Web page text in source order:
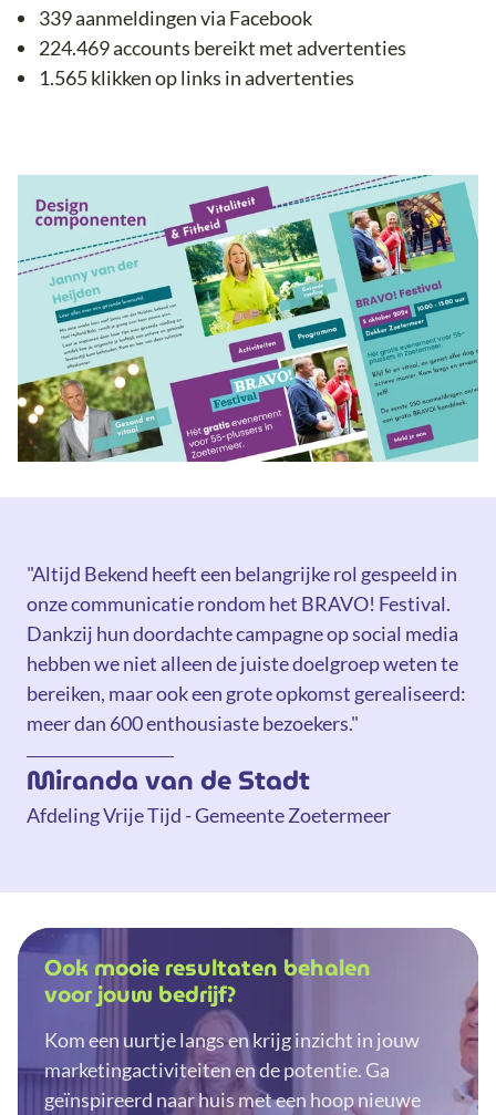
339 aanmeldingen via Facebook
224.469 accounts bereikt met advertenties
1.565 klikken op links in advertenties
"Altijd Bekend heeft een belangrijke rol gespeeld in
onze communicatie rondom het BRAVO! Festival.
Dankzij hun doordachte campagne op social media
hebben we niet alleen de juiste doelgroep weten te
bereiken, maar ook een grote opkomst gerealiseerd:
meer dan 600 enthousiaste bezoekers."
Miranda van de Stadt
Afdeling Vrije Tijd - Gemeente Zoetermeer
Ook mooie resultaten behalen
voor jouw bedrijf?
Kom een uurtje langs en krijg inzicht in jouw
marketingactiviteiten en de potentie. Ga
geïnspireerd naar huis met een hoop nieuwe